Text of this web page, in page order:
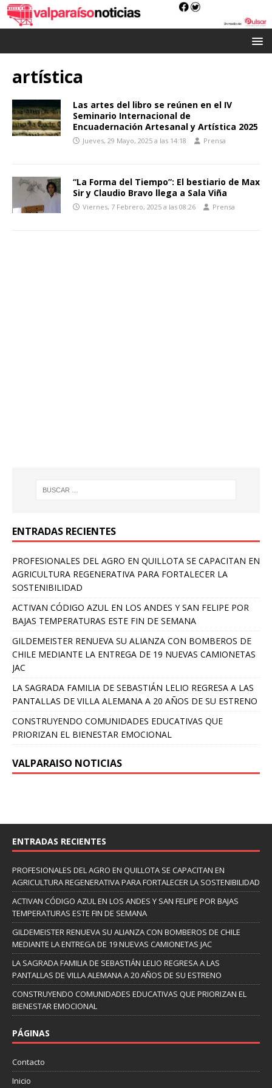
artística
Las artes del libro se reúnen en el IV
Seminario Internacional de
Encuadernación Artesanal y Artística 2025
Jueves, 29 Mayo, 2025 a las 14:18 Prensa
“La Forma del Tiempo”: El bestiario de Max
Sir y Claudio Bravo llega a Sala Viña
Viernes, 7 Febrero, 2025 a las 08:26 Prensa
ENTRADAS RECIENTES
PROFESIONALES DEL AGRO EN QUILLOTA SE CAPACITAN EN
AGRICULTURA REGENERATIVA PARA FORTALECER LA
SOSTENIBILIDAD
ACTIVAN CÓDIGO AZUL EN LOS ANDES Y SAN FELIPE POR
BAJAS TEMPERATURAS ESTE FIN DE SEMANA
GILDEMEISTER RENUEVA SU ALIANZA CON BOMBEROS DE
CHILE MEDIANTE LA ENTREGA DE 19 NUEVAS CAMIONETAS
JAC
LA SAGRADA FAMILIA DE SEBASTIÁN LELIO REGRESA A LAS
PANTALLAS DE VILLA ALEMANA A 20 AÑOS DE SU ESTRENO
CONSTRUYENDO COMUNIDADES EDUCATIVAS QUE
PRIORIZAN EL BIENESTAR EMOCIONAL
VALPARAISO NOTICIAS
ENTRADAS RECIENTES
PROFESIONALES DEL AGRO EN QUILLOTA SE CAPACITAN EN
AGRICULTURA REGENERATIVA PARA FORTALECER LA SOSTENIBILIDAD
ACTIVAN CÓDIGO AZUL EN LOS ANDES Y SAN FELIPE POR BAJAS
TEMPERATURAS ESTE FIN DE SEMANA
GILDEMEISTER RENUEVA SU ALIANZA CON BOMBEROS DE CHILE
MEDIANTE LA ENTREGA DE 19 NUEVAS CAMIONETAS JAC
LA SAGRADA FAMILIA DE SEBASTIÁN LELIO REGRESA A LAS
PANTALLAS DE VILLA ALEMANA A 20 AÑOS DE SU ESTRENO
CONSTRUYENDO COMUNIDADES EDUCATIVAS QUE PRIORIZAN EL
BIENESTAR EMOCIONAL
PÁGINAS
Contacto
Inicio